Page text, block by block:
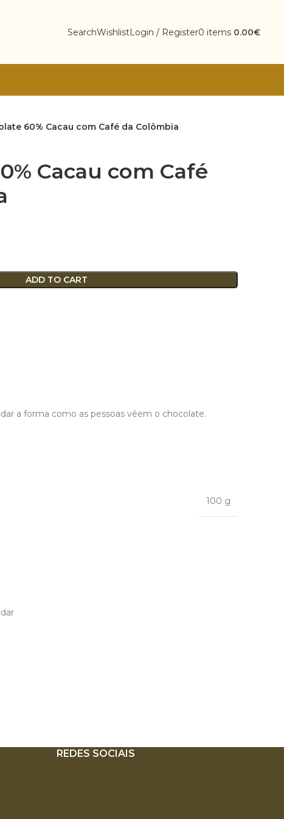
SearchWishlistLogin / Register0 items 0.00€
60% Cacau com Café da Colômbia
Cacau com Café
ADD TO CART
a forma como as pessoas vêem o chocolate.
100 g
REDES SOCIAIS